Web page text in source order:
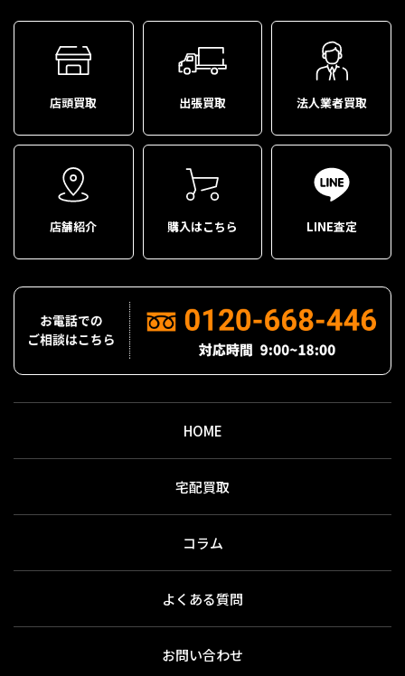
店頭買取 出張買取 法人業者買取
店舗紹介 購入はこちら LINE査定
HOME
宅配買取
コラム
よくある質問
お問い合わせ